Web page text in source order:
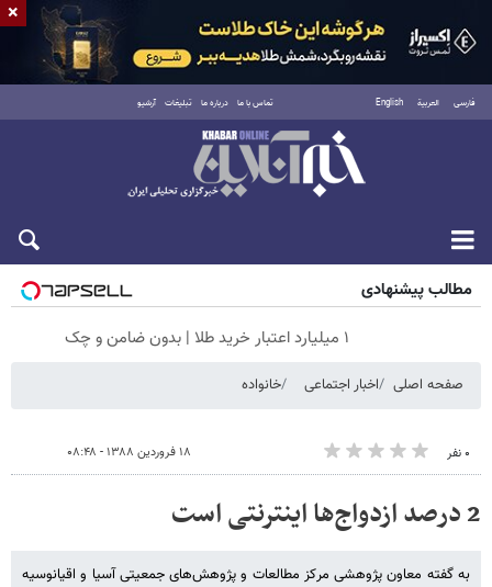
فارسی العربية English تماس با ما درباره ما تبلیغات آرشیو
جمعه ۱۶ مرداد ۱۴۰۵
مطالب پیشنهادی
۱ میلیارد اعتبار خرید طلا | بدون ضامن و چک
صفحه اصلی اخبار اجتماعی خانواده
۰ نفر ۱۸ فروردین ۱۳۸۸ - ۰۸:۴۸
2 درصد ازدواج‌ها اینترنتی است
به گفته معاون پژوهشی مرکز مطالعات و پژوهش‌های جمعیتی آسیا و اقیانوسیه
×